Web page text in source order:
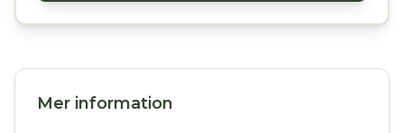
Mer information